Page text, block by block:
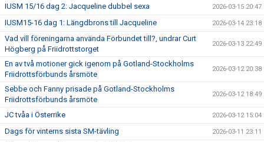
IUSM 15/16 dag 2: Jacqueline dubbel sexa 2026-03-15 20:47
IUSM15-16 dag 1: Längdbrons till Jacqueline 2026-03-14 23:18
Vad vill föreningarna använda Förbundet till?, undrar Curt
Högberg på Friidrottstorget
2026-03-13 22:49
En av två motioner gick igenom på Gotland-Stockholms
Friidrottsförbunds årsmöte
2026-03-12 20:38
Sebbe och Fanny prisade på Gotland-Stockholms
Friidrottsförbunds årsmöte
2026-03-12 18:49
JC tvåa i Österrike 2026-03-12 15:04
Dags för vinterns sista SM-tävling 2026-03-11 23:11